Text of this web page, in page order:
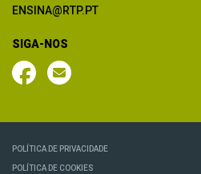
ENSINA@RTP.PT
SIGA-NOS
POLÍTICA DE PRIVACIDADE
POLÍTICA DE COOKIES